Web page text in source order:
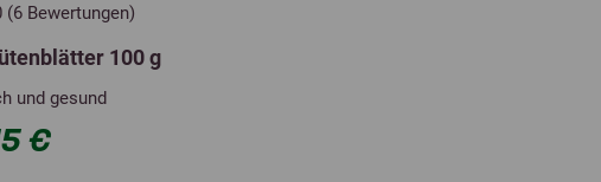
(6 Bewertungen)
100 g
und gesund
€